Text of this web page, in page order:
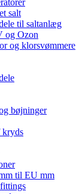
salt
til saltanlæg
og Ozon
og klorsvømmere
bøjninger
kryds
til EU mm